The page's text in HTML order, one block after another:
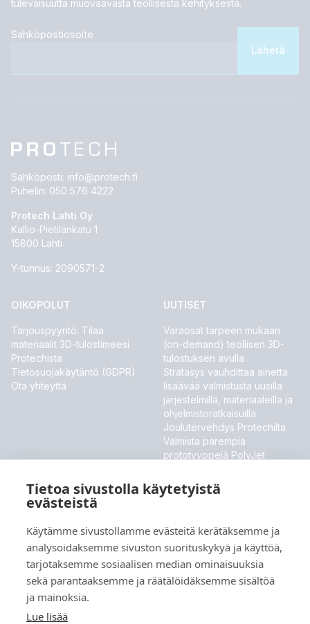
Tietoa sivustolla käytetyistä
evästeistä
Käytämme sivustollamme evästeitä kerätäksemme ja
analysoidaksemme sivuston suorituskykyä ja käyttöä,
tarjotaksemme sosiaalisen median ominaisuuksia
sekä parantaaksemme ja räätälöidäksemme sisältöä
ja mainoksia.
Lue lisää
tulevaisuutta muovaavasta teollisesta kehityksestä.
Sähköpostiosoite
Sähköposti: info@protech.fi
Puhelin: 050 576 4222
Protech Lahti Oy
Kallio-Pietilänkatu 1
15800 Lahti
Y-tunnus: 2090571-2
OIKOPOLUT
Tarjouspyyntö: Tilaa
materiaalit 3D-tulostimeesi
Protechista
Tietosuojakäytäntö (GDPR)
Ota yhteyttä
UUTISET
Varaosat tarpeen mukaan
(on-demand) teollisen 3D-
tulostuksen avulla
Stratasys vauhdittaa ainetta
lisäävää valmistusta uusilla
järjestelmillä, materiaaleilla ja
ohjelmistoratkaisuilla
Joulutervehdys Protechilta
Valmista parempia
prototyyppejä PolyJet
Stratasys esittelee uudet
materiaalit ja ohjelmistouutiset
MESSUT JA TAPAHTUMAT
Meillä ei ole tällä hetkellä tulevia tapahtumia.